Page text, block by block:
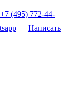
+7 (495) 772-44-
Написать